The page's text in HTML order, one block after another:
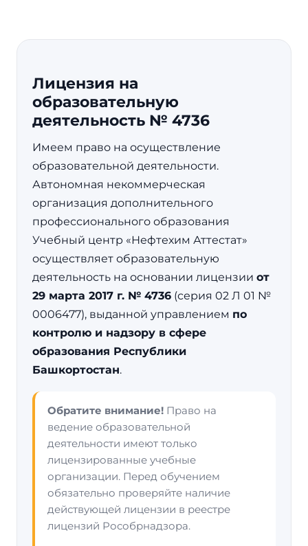
Лицензия на
образовательную
деятельность № 4736
Имеем право на осуществление
образовательной деятельности.
Автономная некоммерческая
организация дополнительного
профессионального образования
Учебный центр «Нефтехим Аттестат»
осуществляет образовательную
деятельность на основании лицензии от
29 марта 2017 г. № 4736 (серия 02 Л 01 №
0006477), выданной управлением по
контролю и надзору в сфере
образования Республики
Башкортостан.
Обратите внимание! Право на
ведение образовательной
деятельности имеют только
лицензированные учебные
организации. Перед обучением
обязательно проверяйте наличие
действующей лицензии в реестре
лицензий Рособрнадзора.